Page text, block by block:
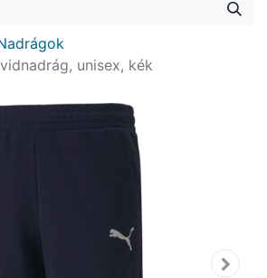
unisex, kék